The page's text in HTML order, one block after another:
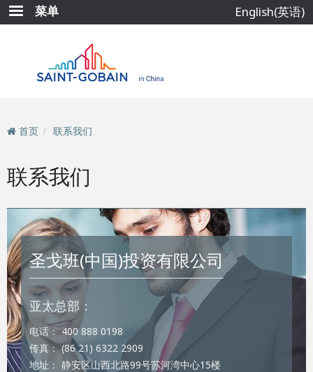
跳
转
菜单 English(英语)
首页 联系我们
联系我们
圣戈班(中国)投资有限公司
亚太总部：
电话： 400 888 0198
传真： (86 21) 6322 2909
地址： 静安区山西北路99号苏河湾中心15楼